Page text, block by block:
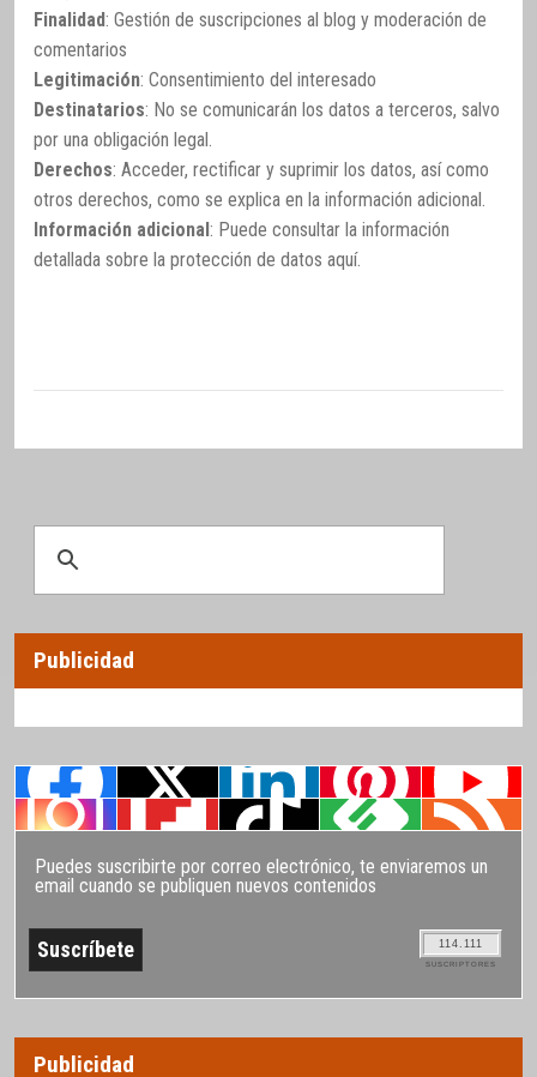
Finalidad: Gestión de suscripciones al blog y moderación de
comentarios
Legitimación: Consentimiento del interesado
Destinatarios: No se comunicarán los datos a terceros, salvo
por una obligación legal.
Derechos: Acceder, rectificar y suprimir los datos, así como
otros derechos, como se explica en la información adicional.
Información adicional: Puede consultar la información
detallada sobre la protección de datos aquí.
Publicidad
Puedes suscribirte por correo electrónico, te enviaremos un
email cuando se publiquen nuevos contenidos
114.111
SUSCRIPTORES
Publicidad